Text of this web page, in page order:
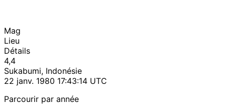
Mag
Lieu
Détails
4,4
Sukabumi, Indonésie
22 janv. 1980 17:43:14 UTC
Parcourir par année